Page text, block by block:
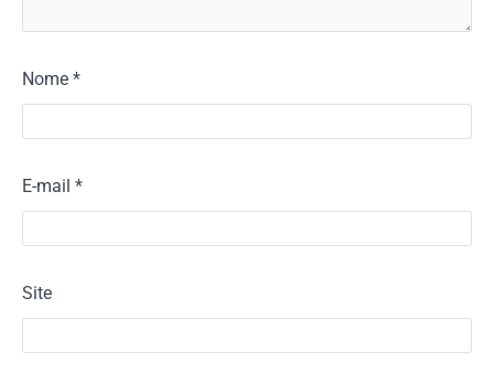
Nome *
E-mail *
Site